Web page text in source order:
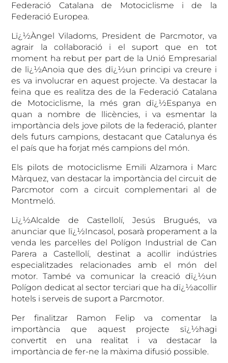
Federació Catalana de Motociclisme i de la
Federació Europea.
Lï¿½Àngel Viladoms, President de Parcmotor, va
agrair la col·laboració i el suport que en tot
moment ha rebut per part de la Unió Empresarial
de lï¿½Anoia que des dï¿½un principi va creure i
es va involucrar en aquest projecte. Va destacar la
feina que es realitza des de la Federació Catalana
de Motociclisme, la més gran dï¿½Espanya en
quan a nombre de llicències, i va esmentar la
importància dels jove pilots de la federació, planter
dels futurs campions, destacant que Catalunya és
el país que ha forjat més campions del món.
Els pilots de motociclisme Emili Alzamora i Marc
Màrquez, van destacar la importància del circuit de
Parcmotor com a circuit complementari al de
Montmeló.
Lï¿½Alcalde de Castellolí, Jesús Brugués, va
anunciar que lï¿½Incasol, posarà properament a la
venda les parcel·les del Polígon Industrial de Can
Parera a Castellolí, destinat a acollir indústries
especialitzades relacionades amb el món del
motor. També va comunicar la creació dï¿½un
Polígon dedicat al sector terciari que ha dï¿½acollir
hotels i serveis de suport a Parcmotor.
Per finalitzar Ramon Felip va comentar la
importància que aquest projecte sï¿½hagi
convertit en una realitat i va destacar la
importància de fer-ne la màxima difusió possible.